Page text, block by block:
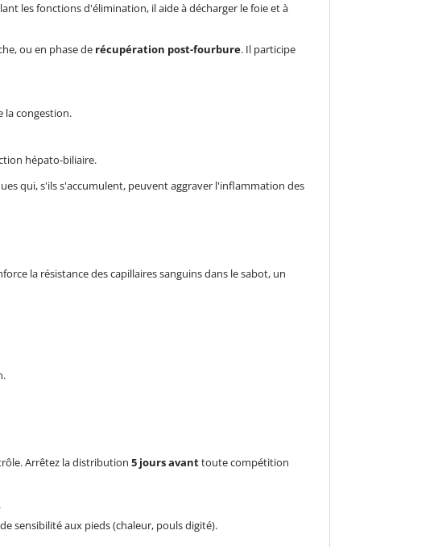
les fonctions d'élimination, il aide à décharger le foie et à
ou en phase de récupération post-fourbure. Il participe
la congestion.
hépato-biliaire.
qui, s'ils s'accumulent, peuvent aggraver l'inflammation des
la résistance des capillaires sanguins dans le sabot, un
Arrêtez la distribution5 jours avanttoute compétition
sensibilité aux pieds (chaleur, pouls digité).